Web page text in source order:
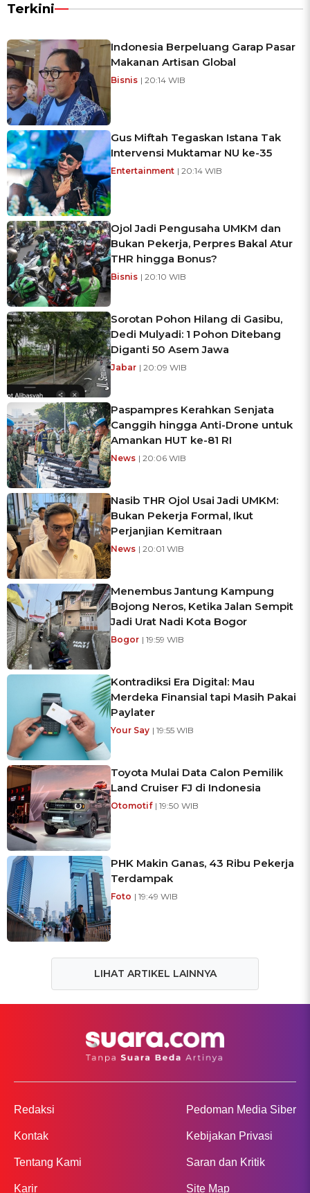
Terkini
Indonesia Berpeluang Garap Pasar
Makanan Artisan Global
Bisnis | 20:14 WIB
Gus Miftah Tegaskan Istana Tak
Intervensi Muktamar NU ke-35
Entertainment | 20:14 WIB
Ojol Jadi Pengusaha UMKM dan
Bukan Pekerja, Perpres Bakal Atur
THR hingga Bonus?
Bisnis | 20:10 WIB
Sorotan Pohon Hilang di Gasibu,
Dedi Mulyadi: 1 Pohon Ditebang
Diganti 50 Asem Jawa
Jabar | 20:09 WIB
Paspampres Kerahkan Senjata
Canggih hingga Anti-Drone untuk
Amankan HUT ke-81 RI
News | 20:06 WIB
Nasib THR Ojol Usai Jadi UMKM:
Bukan Pekerja Formal, Ikut
Perjanjian Kemitraan
News | 20:01 WIB
Menembus Jantung Kampung
Bojong Neros, Ketika Jalan Sempit
Jadi Urat Nadi Kota Bogor
Bogor | 19:59 WIB
Kontradiksi Era Digital: Mau
Merdeka Finansial tapi Masih Pakai
Paylater
Your Say | 19:55 WIB
Toyota Mulai Data Calon Pemilik
Land Cruiser FJ di Indonesia
Otomotif | 19:50 WIB
PHK Makin Ganas, 43 Ribu Pekerja
Terdampak
Foto | 19:49 WIB
LIHAT ARTIKEL LAINNYA
Redaksi
Kontak
Tentang Kami
Karir
Pedoman Media Siber
Kebijakan Privasi
Saran dan Kritik
Site Map